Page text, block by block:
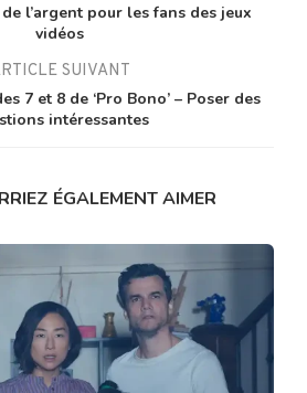
l’argent pour les fans des jeux
vidéos
SUIVANT
7 et 8 de ‘Pro Bono’ – Poser des
intéressantes
ÉGALEMENT AIMER